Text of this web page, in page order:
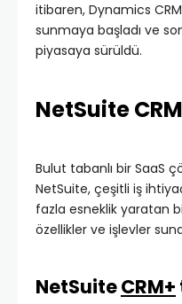
itibaren, Dynamics
sunmaya başladı ve
piyasaya sürüldü.
NetSuite
Bulut tabanlı bir SaaS
NetSuite, çeşitli iş
fazla esneklik yaratan
özellikler ve işlevler
NetSuiteCRM+